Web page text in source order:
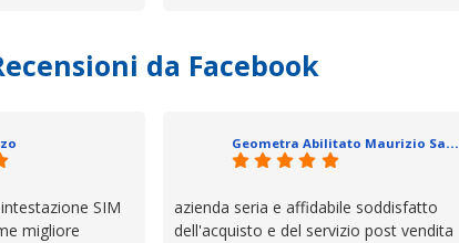
cose. Be', io qui è proprio quello che ho
trovato, un atteggiamento che va oltre
se avete bisogno siete in ottime mani.
da Facebook
SIM
migliore
Geometra Abilitato Maurizio Sammartano
azienda seria e affidabile soddisfatto
dell'acquisto e del servizio post vendita